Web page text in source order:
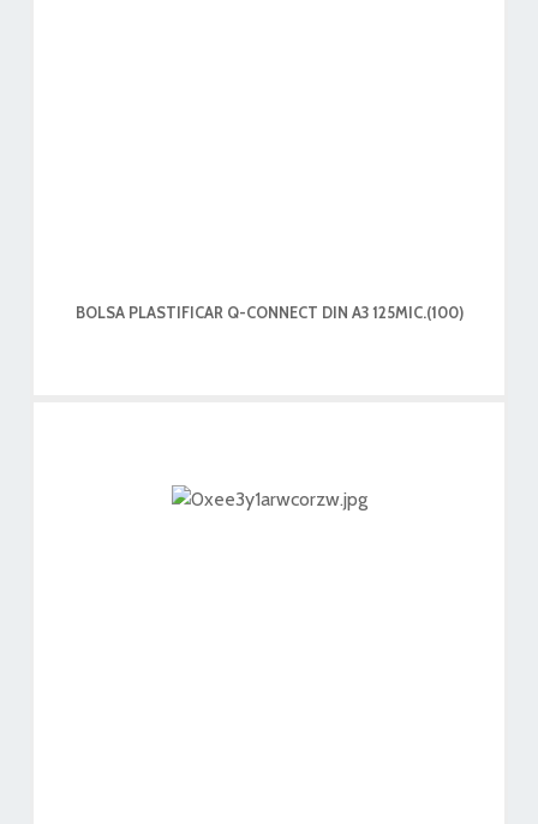
BOLSA PLASTIFICAR Q-CONNECT DIN A3 125MIC.(100)